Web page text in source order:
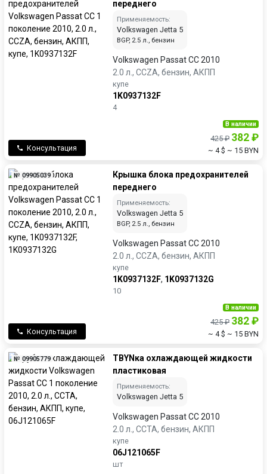
переднего
Применяемость:
Volkswagen Jetta 5
BGP, 2.5 л., бензин
Volkswagen Passat CC 2010
2.0 л., CCZA, бензин, АКПП
купе
1K0937132F
4
Консультация
В наличии
425 ₽ 382 ₽
~ 4 $ ~ 15 BYN
№ 09905039
Крышка блока предохранителей
переднего
Применяемость:
Volkswagen Jetta 5
BGP, 2.5 л., бензин
Volkswagen Passat CC 2010
2.0 л., CCZA, бензин, АКПП
купе
1K0937132F, 1K0937132G
10
Консультация
В наличии
425 ₽ 382 ₽
~ 4 $ ~ 15 BYN
№ 09905779
ТBYNка охлаждающей жидкости
пластиковая
Применяемость:
Volkswagen Jetta 5
Volkswagen Passat CC 2010
2.0 л., CCTA, бензин, АКПП
купе
06J121065F
шт